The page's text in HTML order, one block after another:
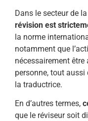
Dans le secteur de
révision est
la norme
notamment que
nécessairement
personne, tout
la traductrice.
En d’autres termes,
que le réviseur soit